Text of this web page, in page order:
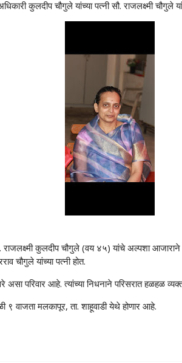
कुलदीप चौगुले यांच्या पत्नी सौ. राजलक्ष्मी चौगुले
राजलक्ष्मी कुलदीप चौगुले (वय ४५) यांचे अल्पशा
चौगुले यांच्या पत्नी होत.
असा परिवार आहे. त्यांच्या निधनाने परिसरात हळहळ
९ वाजता मलकापूर, ता. शाहूवाडी येथे होणार आहे.